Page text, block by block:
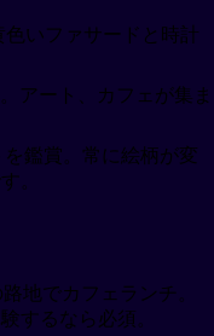
いファサードと時計
アート、カフェが集ま
鑑賞。常に絵柄が変
。
路地でカフェランチ。
するなら必須。